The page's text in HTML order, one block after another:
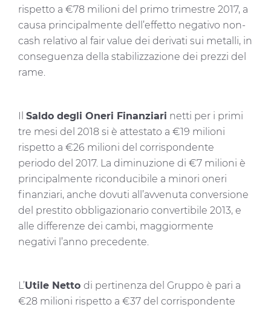
rispetto a €78 milioni del primo trimestre 2017, a
causa principalmente dell’effetto negativo non-
cash relativo al fair value dei derivati sui metalli, in
conseguenza della stabilizzazione dei prezzi del
rame.
Il Saldo degli Oneri Finanziari netti per i primi
tre mesi del 2018 si è attestato a €19 milioni
rispetto a €26 milioni del corrispondente
periodo del 2017. La diminuzione di €7 milioni è
principalmente riconducibile a minori oneri
finanziari, anche dovuti all’avvenuta conversione
del prestito obbligazionario convertibile 2013, e
alle differenze dei cambi, maggiormente
negativi l’anno precedente.
L’Utile Netto di pertinenza del Gruppo è pari a
€28 milioni rispetto a €37 del corrispondente